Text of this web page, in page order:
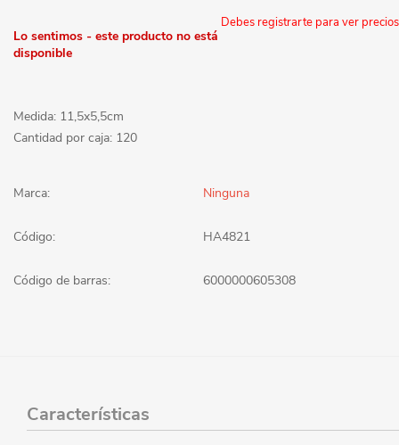
Debes registrarte para ver precios
Lo sentimos - este producto no está
disponible
Medida: 11,5x5,5cm
Cantidad por caja: 120
Marca: Ninguna
Código: HA4821
Código de barras: 6000000605308
Características